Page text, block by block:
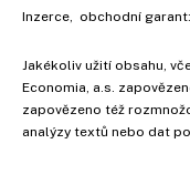
Inzerce , obchodní garant:
Jakékoliv užití obsahu,
Economia, a.s.
zapovězeno též
analýzy textů nebo dat